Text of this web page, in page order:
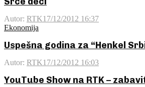
Autor: RTK17/12/2012 16:37
Ekonomija
Uspešna godina za “Henkel
Autor: RTK17/12/2012 16:03
YouTube Show na RTK –